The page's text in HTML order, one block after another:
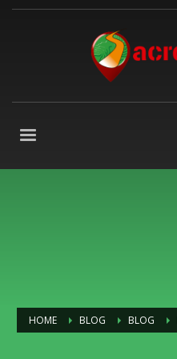
HOME BLOG BLOG